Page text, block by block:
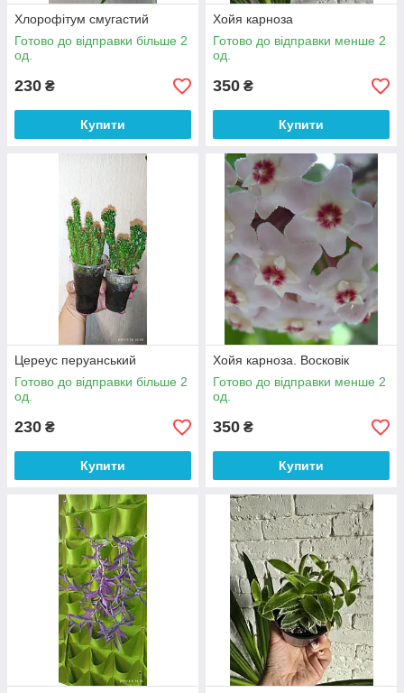
Хлорофітум смугастий
Готово до відправки більше 2
од.
230 ₴
Купити
Хойя карноза
Готово до відправки менше 2
од.
350 ₴
Купити
Цереус перуанський
Готово до відправки більше 2
од.
230 ₴
Купити
Хойя карноза. Восковік
Готово до відправки менше 2
од.
350 ₴
Купити